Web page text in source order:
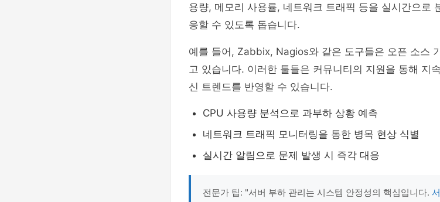
용량, 메모리 사용률, 네트워크 트래픽 등을 실시간으로
응할 수 있도록 돕습니다.
예를 들어, Zabbix, Nagios와 같은 도구들은 오픈 소스
고 있습니다. 이러한 툴들은 커뮤니티의 지원을 통해 지
신 트렌드를 반영할 수 있습니다.
CPU 사용량 분석으로 과부하 상황 예측
네트워크 트래픽 모니터링을 통한 병목 현상 식별
실시간 알림으로 문제 발생 시 즉각 대응
전문가 팁: "서버 부하 관리는 시스템 안정성의 핵심입니다.